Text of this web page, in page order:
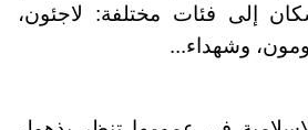
إلى فئات مختلفة: لاجئون،
وشهداء...